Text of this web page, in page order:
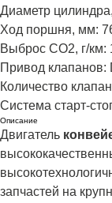
Диаметр
Ход поршня, мм:
Выброс CO2, г/км:
Привод клапанов:
Количество
Система старт-
Описание
Двигатель
запчастей на